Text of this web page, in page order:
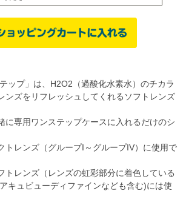
ップ」は、H2O2（過酸化水素水）のチカラ
ンズをリフレッシュしてくれるソフトレンズ
に専用ワンステップケースに入れるだけのシ
トレンズ（グループI～グループIV）に使用で
トレンズ（レンズの虹彩部分に着色している
キュビューディファインなども含む)には使